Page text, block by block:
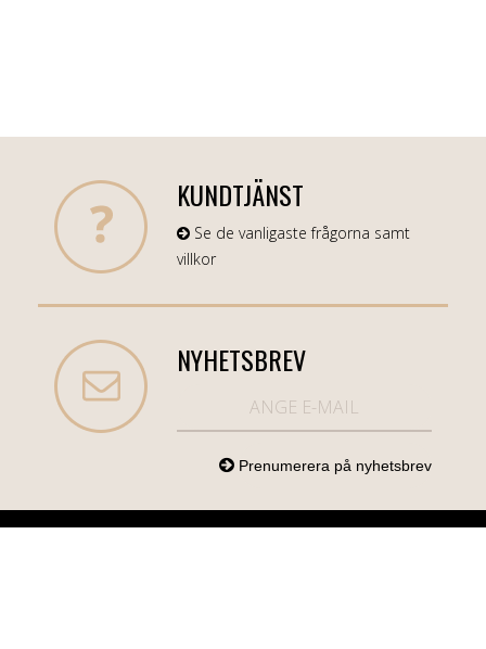
KUNDTJÄNST
Se de vanligaste frågorna samt
villkor
NYHETSBREV